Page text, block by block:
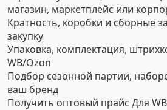
магазин, маркетплейс или
Кратность, коробки и сборные
закупку
Упаковка, комплектация,
WB/Ozon
Подбор сезонной партии,
ваш бренд
Получить оптовый прайс Для